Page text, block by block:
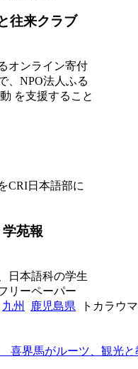
往来クラブ
オンライン寄付
、NPO法人ふる
を支援すること
CRI日本語部に
苑報
日本語科の学生
リーペーパー
九州 鹿児島県
トカラウ
喜界馬がルーツ、観光